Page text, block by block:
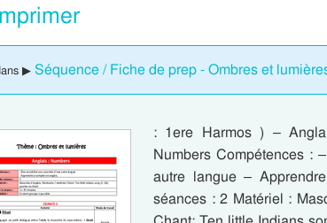
▶ Séquence / Fiche de prep - Ombres et
: 1ere Harmos ) –
Numbers Compétences :
autre langue –
séances : 2 Matériel :